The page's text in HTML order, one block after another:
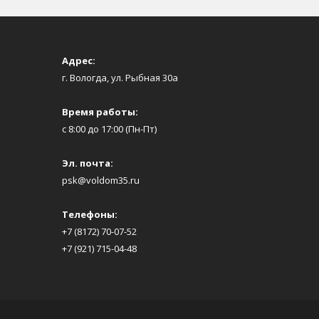
Адрес:
г. Вологда, ул. Рыбная 30а
Время работы:
с 8:00 до 17:00 (Пн-Пт)
Эл. почта:
psk@voldom35.ru
Телефоны:
+7 (8172) 70-07-52
+7 (921) 715-04-48